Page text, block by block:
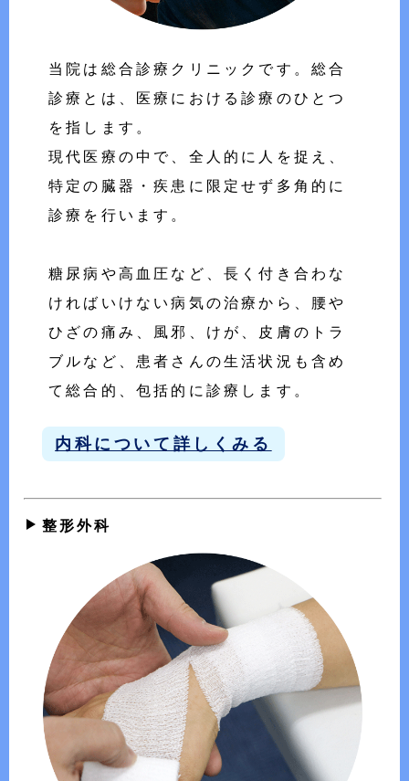
当院は総合診療クリニックです。総合
診療とは、医療における診療のひとつ
を指します。
現代医療の中で、全人的に人を捉え、
特定の臓器・疾患に限定せず多角的に
診療を行います。
糖尿病や高血圧など、長く付き合わな
ければいけない病気の治療から、腰や
ひざの痛み、風邪、けが、皮膚のトラ
ブルなど、患者さんの生活状況も含め
て総合的、包括的に診療します。
内科について詳しくみる
整形外科